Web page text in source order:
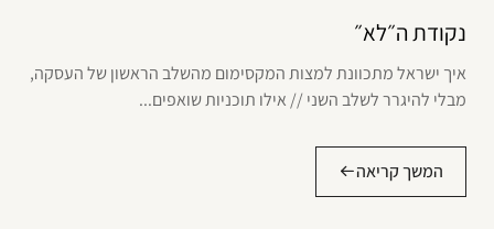
נקודת ה״לא״
איך ישראל מתכוונת למצות המקסימום מהשלב הראשון של העסקה,
מבלי להיגרר לשלב השני // אילו תוכניות שואפים...
המשך קריאה